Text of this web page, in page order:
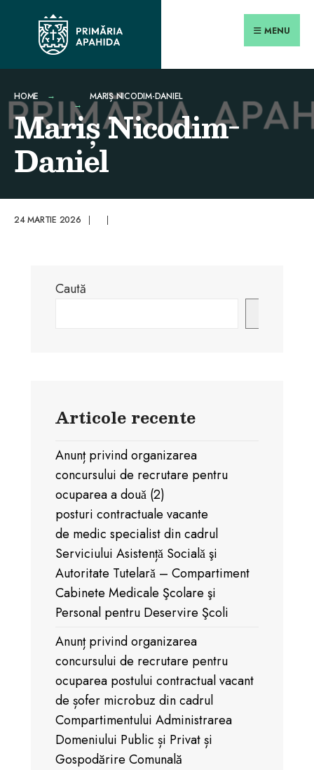
content
MENU
HOME MARIȘ NICODIM-DANIEL
Mariș Nicodim-
Daniel
24 MARTIE 2026 | |
Caută
Articole recente
Anunț privind organizarea
concursului de recrutare pentru
ocuparea a douǎ (2)
posturi contractuale vacante
de medic specialist din cadrul
Serviciului Asistențǎ Socialǎ şi
Autoritate Tutelarǎ – Compartiment
Cabinete Medicale Şcolare şi
Personal pentru Deservire Şcoli
Anunț privind organizarea
concursului de recrutare pentru
ocuparea postului contractual vacant
de șofer microbuz din cadrul
Compartimentului Administrarea
Domeniului Public și Privat și
Gospodărire Comunală
for:
Close